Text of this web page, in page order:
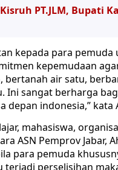
PT.JLM, Bupati
kepada para pemuda
kepemudaan
bertanah air satu,
Ini sangat berharga
depan indonesia,” kata
mahasiswa,
ASN Pemprov Jabar,
para pemuda
terjadi perselisihan